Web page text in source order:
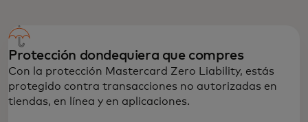
Protección dondequiera que compres
Con la protección Mastercard Zero Liability, estás
protegido contra transacciones no autorizadas en
tiendas, en línea y en aplicaciones.